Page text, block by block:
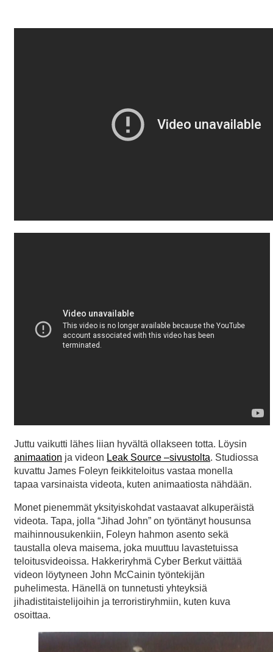
Juttu vaikutti lähes liian hyvältä ollakseen totta. Löysin
animaation ja videon Leak Source –sivustolta. Studiossa
kuvattu James Foleyn feikkiteloitus vastaa monella
tapaa varsinaista videota, kuten animaatiosta nähdään.
Monet pienemmät yksityiskohdat vastaavat alkuperäistä
videota. Tapa, jolla “Jihad John” on työntänyt housunsa
maihinnousukenkiin, Foleyn hahmon asento sekä
taustalla oleva maisema, joka muuttuu lavastetuissa
teloitusvideoissa. Hakkeriryhmä Cyber Berkut väittää
videon löytyneen John McCainin työntekijän
puhelimesta. Hänellä on tunnetusti yhteyksiä
jihadistitaistelijoihin ja terroristiryhmiin, kuten kuva
osoittaa.